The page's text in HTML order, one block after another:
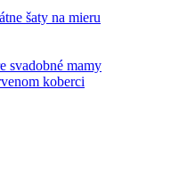
šaty na mieru
svadobné mamy
koberci